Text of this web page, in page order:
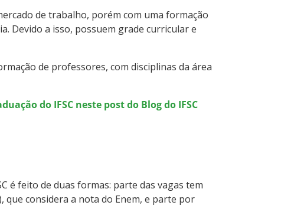
de trabalho, porém com uma formação
Devido a isso, possuem grade curricular e
de professores, com disciplinas da área
do IFSC neste post do Blog do IFSC
é feito de duas formas: parte das vagas tem
que considera a nota do Enem, e parte por